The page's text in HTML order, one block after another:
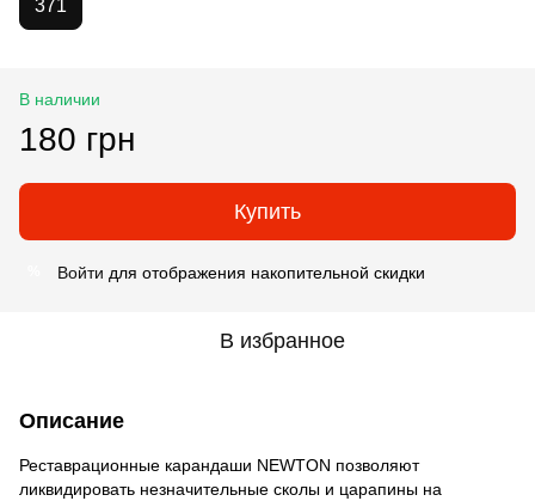
371
В наличии
180 грн
Купить
Войти для отображения накопительной скидки
В избранное
Описание
Реставрационные карандаши NEWTON позволяют
ликвидировать незначительные сколы и царапины на